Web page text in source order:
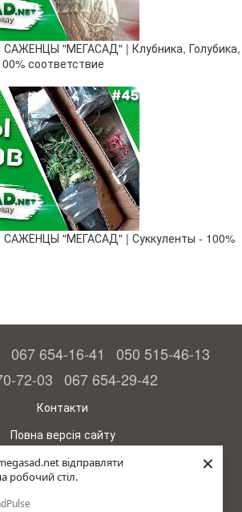
відправляти
робочий стіл.
×
"МЕГАСАД" | Клубника, Голубика,
соответствие
"МЕГАСАД" | Суккуленты - 100%
067 654-16-41
050 515-46-13
72-03 067 654-29-42
Контакти
Повна версія сайту
© 2015—2026
– гарантія високого врожаю
рус (країна-терорист)